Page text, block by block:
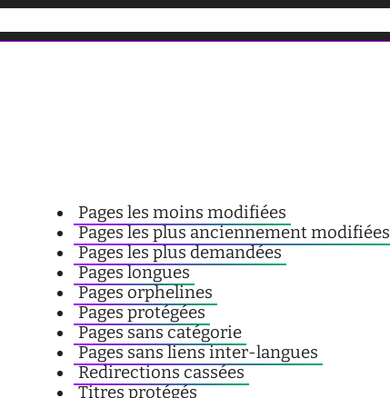
Pages les moins modifiées
Pages les plus anciennement modifiées
Pages les plus demandées
Pages longues
Pages orphelines
Pages protégées
Pages sans catégorie
Pages sans liens inter-langues
Redirections cassées
Titres protégés